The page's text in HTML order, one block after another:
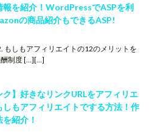
報を紹介！WordPressでASPを利
の商品紹介もできるASP!
もしもアフィリエイトの12のメリットを
酬制度 […][…]
ク】好きなリンクURLをアフィリエ
しもアフィリエイトでする方法！作
紹介！